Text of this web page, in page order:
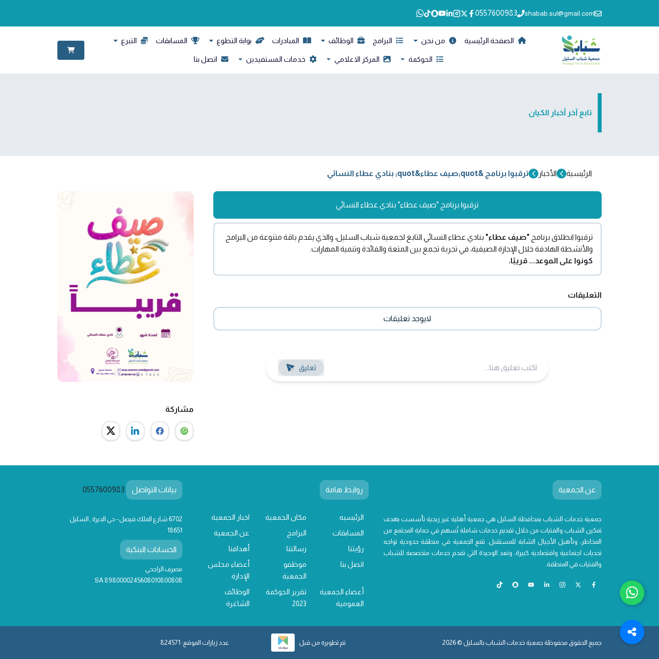
shabab.sul@gmail.com
0557600983
الصفحة الرئيسية من نحن البرامج الوظائف المبادرات بوابة التطوع المسابقات التبرع
الحوكمة المركز الاعلامي خدمات المستفيدين اتصل بنا
تابع آخر أخبار الكيان
الرئيسية الأخبار ترقبوا برنامج &quot;صيف عطاء&quot; بنادي عطاء النسائي
ترقبوا برنامج "صيف عطاء" بنادي عطاء النسائي
ترقبوا انطلاق برنامج "صيف عطاء" بنادي عطاء النسائي التابع لجمعية شباب السليل، والذي يقدم باقة متنوعة من البرامج
والأنشطة الهادفة خلال الإجازة الصيفية، في تجربة تجمع بين المتعة والفائدة وتنمية المهارات.
كونوا على الموعد... قريبًا.
التعليقات
لايوجد تعليقات
مشاركة
عن الجمعية
جمعية خدمات الشباب بمحافظة السليل هي جمعية أهلية غير ربحية تأسست بهدف
تمكين الشباب والفتيات من خلال تقديم خدمات شاملة تُسهم في حماية المجتمع من
المخاطر، وتأهيل الأجيال الشابة للمستقبل. تقع الجمعية في منطقة حدودية تواجه
تحديات اجتماعية واقتصادية كبيرة، وتعد الوحيدة التي تقدم خدمات متخصصة للشباب
والفتيات في المنطقة.
روابط هامة
الرئيسيه مكان الجمعية
اخبار الجمعية
المسابقات
البرامج
عن الجمعية
رؤيتنا
رسالتنا
أهدافنا
اتصل بنا
موظفو
الجمعية
أعضاء مجلس
الإدارة
أعضاء الجمعية
العمومية
تقرير الحوكمة
2023
الوظائف
الشاغرة
بيانات التواصل 0557600983
6702 شارع الملك فيصل - حي الديرة , السليل
18651
الحسابات البنكية
مصرف الراجحي
SA 8980000245608010800808
جميع الحقوق محفوظة جمعية خدمات الشباب بالسليل © 2026 تم تطويره من قبل عدد زيارات الموقع: 824571